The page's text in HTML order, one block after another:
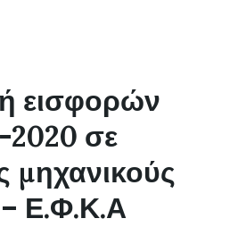
εισφορών
2020 σε
μηχανικούς
Ε.Φ.Κ.Α